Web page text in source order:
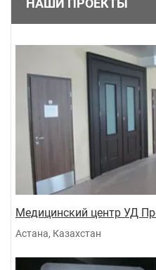
НАШИ ПРОЕКТЫ
Медицинский центр УД
Астана, Казахстан